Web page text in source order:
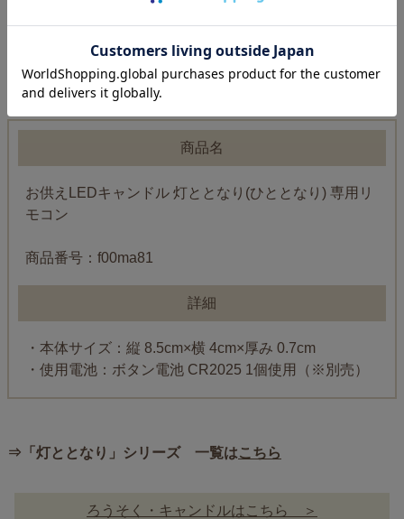
商品名
お供えLEDキャンドル 灯ととなり(ひととなり) 専用リ
モコン
商品番号：f00ma81
詳細
・本体サイズ：縦 8.5cm×横 4cm×厚み 0.7cm
・使用電池：ボタン電池 CR2025 1個使用（※別売）
⇒「灯ととなり」シリーズ 一覧はこちら
ろうそく・キャンドルはこちら ＞